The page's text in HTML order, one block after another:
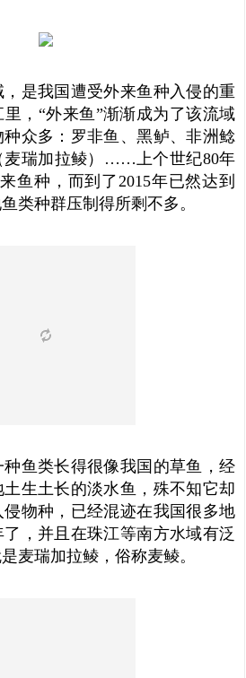
是我国遭受外来鱼种入侵的重
，“外来鱼”渐渐成为了该流域
众多：罗非鱼、黑鲈、非洲鲶
麦瑞加拉鲮）……上个世纪80年
鱼种，而到了2015年已然达到
类种群压制得所剩不多。
鱼类长得很像我国的草鱼，经
生土长的淡水鱼，殊不知它却
物种，已经混迹在我国很多地
，并且在珠江等南方水域有泛
麦瑞加拉鲮，俗称麦鲮。